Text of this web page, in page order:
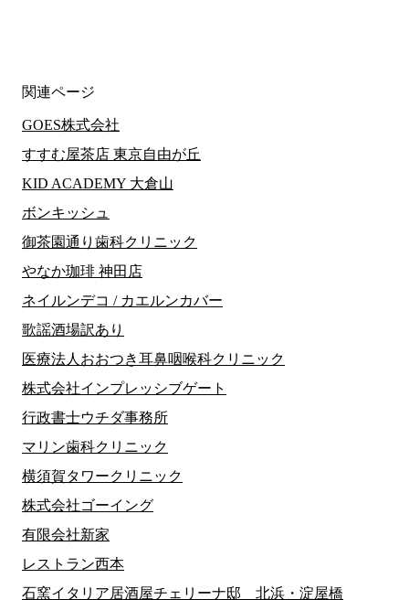
関連ページ
GOES株式会社
すすむ屋茶店 東京自由が丘
KID ACADEMY 大倉山
ボンキッシュ
御茶園通り歯科クリニック
やなか珈琲 神田店
ネイルンデコ / カエルンカバー
歌謡酒場訳あり
医療法人おおつき耳鼻咽喉科クリニック
株式会社インプレッシブゲート
行政書士ウチダ事務所
マリン歯科クリニック
横須賀タワークリニック
株式会社ゴーイング
有限会社新家
レストラン西本
石窯イタリア居酒屋チェリーナ邸 北浜・淀屋橋